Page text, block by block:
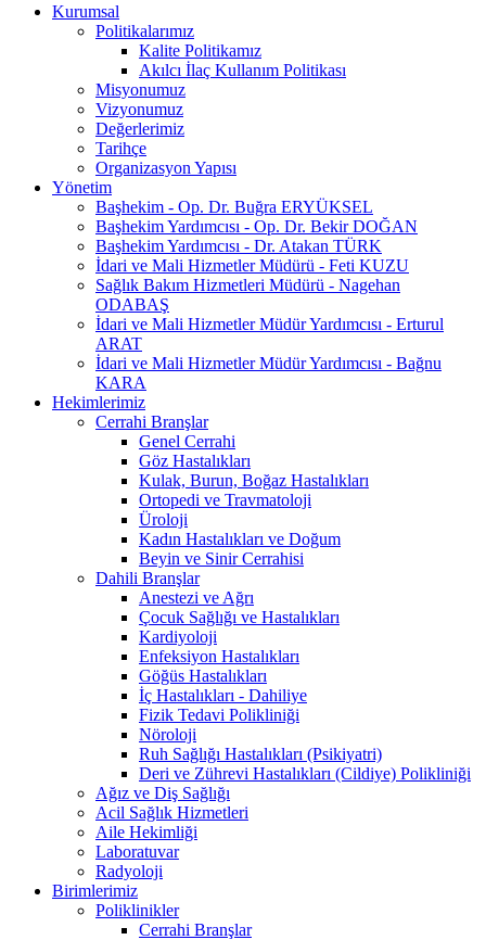
Kurumsal
Politikalarımız
Kalite Politikamız
Akılcı İlaç Kullanım Politikası
Misyonumuz
Vizyonumuz
Değerlerimiz
Tarihçe
Organizasyon Yapısı
Yönetim
Başhekim - Op. Dr. Buğra ERYÜKSEL
Başhekim Yardımcısı - Op. Dr. Bekir DOĞAN
Başhekim Yardımcısı - Dr. Atakan TÜRK
İdari ve Mali Hizmetler Müdürü - Feti KUZU
Sağlık Bakım Hizmetleri Müdürü - Nagehan
ODABAŞ
İdari ve Mali Hizmetler Müdür Yardımcısı - Erturul
ARAT
İdari ve Mali Hizmetler Müdür Yardımcısı - Bağnu
KARA
Hekimlerimiz
Cerrahi Branşlar
Genel Cerrahi
Göz Hastalıkları
Kulak, Burun, Boğaz Hastalıkları
Ortopedi ve Travmatoloji
Üroloji
Kadın Hastalıkları ve Doğum
Beyin ve Sinir Cerrahisi
Dahili Branşlar
Anestezi ve Ağrı
Çocuk Sağlığı ve Hastalıkları
Kardiyoloji
Enfeksiyon Hastalıkları
Göğüs Hastalıkları
İç Hastalıkları - Dahiliye
Fizik Tedavi Polikliniği
Nöroloji
Ruh Sağlığı Hastalıkları (Psikiyatri)
Deri ve Zührevi Hastalıkları (Cildiye) Polikliniği
Ağız ve Diş Sağlığı
Acil Sağlık Hizmetleri
Aile Hekimliği
Laboratuvar
Radyoloji
Birimlerimiz
Poliklinikler
Cerrahi Branşlar